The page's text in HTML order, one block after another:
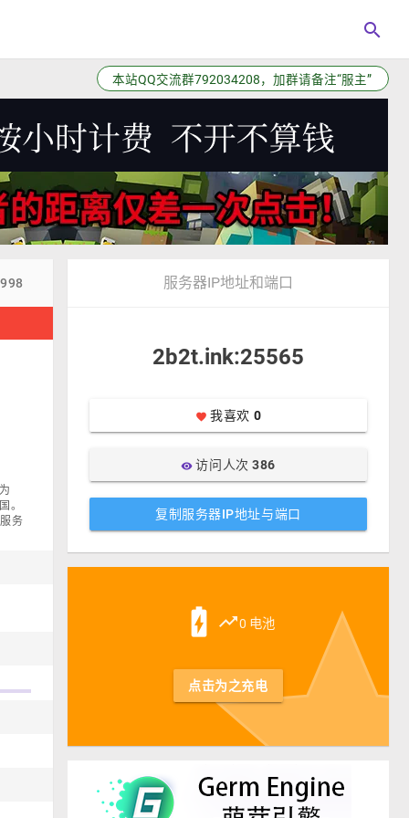
search
站点已更新插件板块
。
务
服务器IP地址和端口
2b2t.ink:25565
favorite 我喜欢 0
visibility访问人次386
复制服务器IP地址与端口
battery_charging_full trending_up0 电池
点击为之充电